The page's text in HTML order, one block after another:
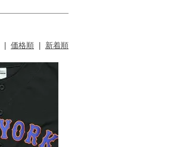
| 価格順 | 新着順